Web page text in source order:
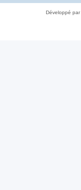
Développé par